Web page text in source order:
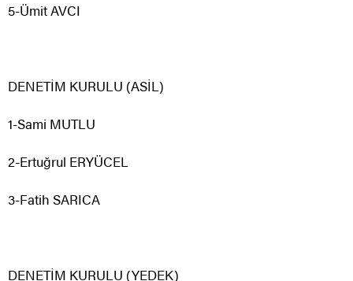
5-Ümit AVCI
DENETİM KURULU (ASİL)
1-Sami MUTLU
2-Ertuğrul ERYÜCEL
3-Fatih SARICA
DENETİM KURULU (YEDEK)